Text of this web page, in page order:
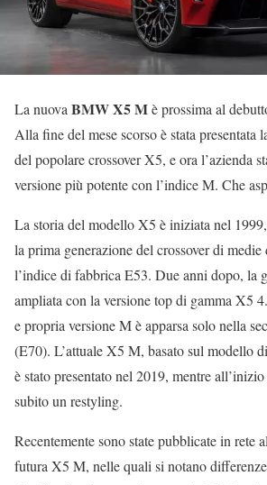
La nuovaBMW X5 Mè prossima al
Alla fine del mese scorso è stata presentata
del popolare crossover X5, e ora l’azienda
versione più potente con l’indice M. Che
La storia del modello X5 è iniziata nel
la prima generazione del crossover di
l’indice di fabbrica E53. Due anni dopo, la
ampliata con la versione top di gamma X5
e propria versione M è apparsa solo nella
(E70). L’attuale X5 M, basato sul modello
è stato presentato nel 2019, mentre
subito un restyling.
Recentemente sono state pubblicate in rete
futura X5 M, nelle quali si notano